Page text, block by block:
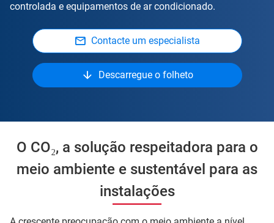
controlada e equipamentos de ar condicionado.
Contacte um especialista
Descarregue o folheto
O CO₂, a solução respeitadora para o
meio ambiente e sustentável para as
instalações